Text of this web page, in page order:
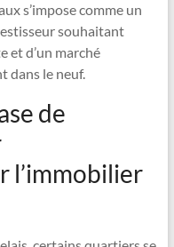
s’impose comme un
souhaitant
et d’un marché
dans le neuf.
de
l’immobilier